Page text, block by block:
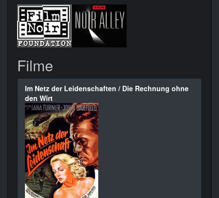
Filme
Im Netz der Leidenschaften / Die Rechnung ohne
den Wirt